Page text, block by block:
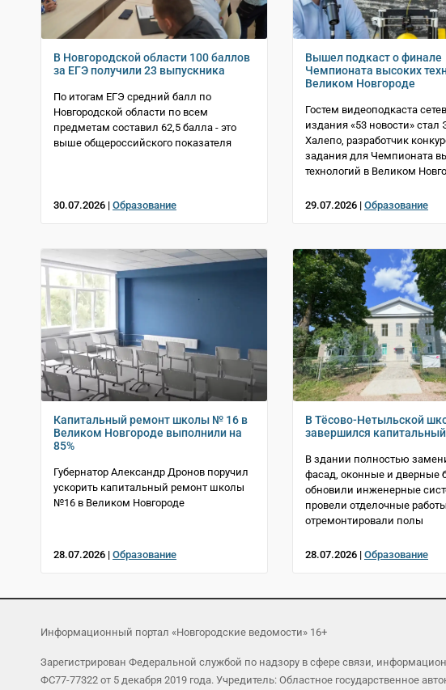
В Новгородской области 100 баллов
за ЕГЭ получили 23 выпускника
По итогам ЕГЭ средний балл по
Новгородской области по всем
предметам составил 62,5 балла - это
выше общероссийского показателя
30.07.2026 | Образование
Вышел подкаст о финале
Чемпионата высоких
Великом Новгороде
Гостем видеоподкаста
издания «53 новости» стал
Халепо, разработчик
задания для Чемпионата
технологий в Великом
29.07.2026 | Образование
Капитальный ремонт школы № 16 в
Великом Новгороде выполнили на
85%
Губернатор Александр Дронов поручил
ускорить капитальный ремонт школы
№16 в Великом Новгороде
28.07.2026 | Образование
В Тёсово-Нетыльской
завершился
В здании полностью
фасад, оконные и дверные
обновили инженерные
провели отделочные
отремонтировали полы
28.07.2026 | Образование
Информационный портал «Новгородские ведомости» 16+
Зарегистрирован Федеральной службой по надзору в сфере связи,
ФС77-77322 от 5 декабря 2019 года. Учредитель: Областное государственное